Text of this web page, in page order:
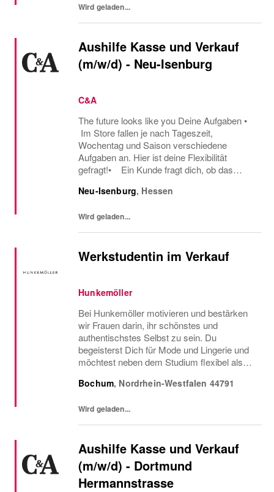
Wird geladen...
Aushilfe Kasse und Verkauf
(m/w/d) - Neu-Isenburg
C&A
The future looks like you Deine Aufgaben •
Im Store fallen je nach Tageszeit,
Wochentag und Saison verschiedene
Aufgaben an. Hier ist deine Flexibilität
gefragt!• Ein Kunde fragt dich, ob das
Größe verfügbar ist oder welcher Gürtel gut
Neu-Isenburg, Hessen
Wird geladen...
Werkstudentin im Verkauf
Hunkemöller
Bei Hunkemöller motivieren und bestärken
wir Frauen darin, ihr schönstes und
authentischstes Selbst zu sein. Du
begeisterst Dich für Mode und Lingerie und
möchtest neben dem Studium flexibel als
Einzelhandel arbeiten? Dann suchen wir
Bochum, Nordrhein-Westfalen 44791
Wird geladen...
Aushilfe Kasse und Verkauf
(m/w/d) - Dortmund
Hermannstrasse